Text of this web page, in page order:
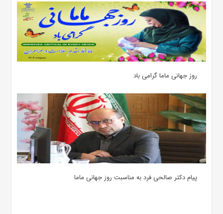
روز جهانی ماما گرامی باد
پیام دکتر صالحی فرد به مناسبت روز جهانی ماما